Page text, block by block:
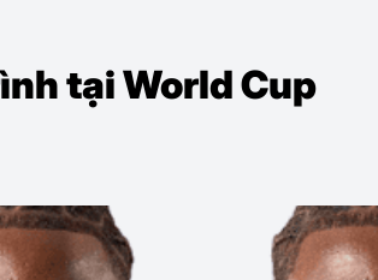
tại World Cup